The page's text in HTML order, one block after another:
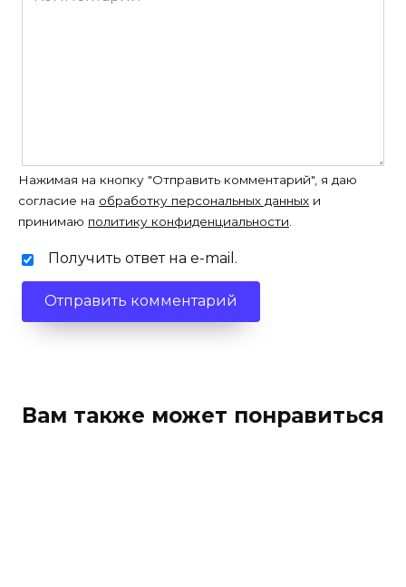
Нажимая на кнопку "Отправить комментарий", я даю
согласие на обработку персональных данных и
принимаю политику конфиденциальности
Получить ответ на e-mail.
Вам также может понравиться